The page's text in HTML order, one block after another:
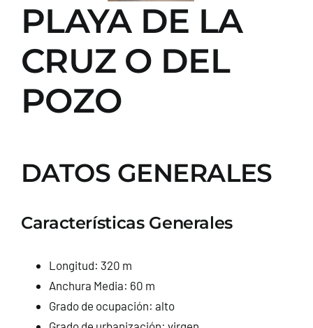
PLAYA DE LA
CRUZ O DEL
POZO
DATOS GENERALES
Características Generales
Longitud: 320 m
Anchura Media: 60 m
Grado de ocupación: alto